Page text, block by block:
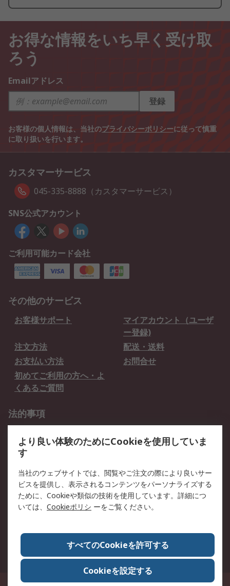
お得な情報をいち早く受け取
ろう
Emailアドレス
登録
お客様の個人情報は、当社のプライバシーポリシーに従って慎重
に取り扱いを行います。
カスタマーサービス
045-335-8888（カスタマーサービス）
SNS公式アカウント
ご利用可能カード会社
その他のサービス
お客様サポート
マイアカウント（ユーザ
ー登録)
注文方法
配送・送料
お支払い方法
お問合せ
初めてご利用の方へ・よ
くあるご質問
法的事項
クッキーポリシー
RSについて
会社概要
採用情報
プレスリリース＆お知ら
コーポレートサイト
全世界のRS
RSの歴史
ESGへの取り組み（英語）
認証について
〒240-0005 神奈川県横浜市保土ヶ谷区神戸町134番地 横浜ビジネスパーク ウ
より良い体験のためにCookieを使用していま
す
当社のウェブサイトでは、閲覧やご注文の際により良いサー
ビスを提供し、表示されるコンテンツをパーソナライズする
ために、Cookieや類似の技術を使用しています。詳細につ
いては、 Cookieポリシ ーをご覧ください。
すべてのCookieを許可する
Cookieを設定する